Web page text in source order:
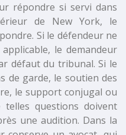
répondre si servi dans
de New York, le
Si le défendeur ne
le demandeur
défaut du tribunal. Si le
de garde, le soutien des
le support conjugal ou
questions doivent
une audition. Dans la